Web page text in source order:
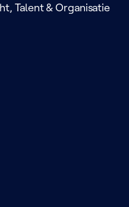
Talent & Organisatie